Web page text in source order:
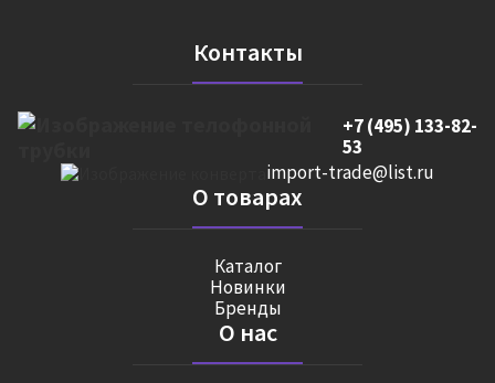
Контакты
+7 (495) 133-82-
53
import-trade@list.ru
О товарах
Каталог
Новинки
Бренды
О нас